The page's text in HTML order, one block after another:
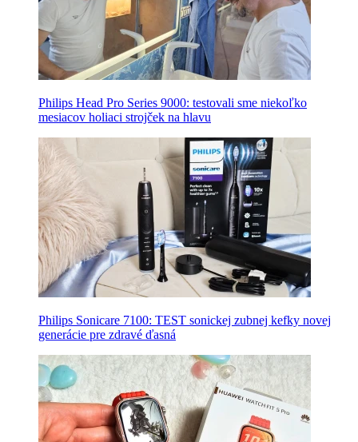
Philips Head Pro Series 9000: testovali sme niekoľko
mesiacov holiaci strojček na hlavu
Philips Sonicare 7100: TEST sonickej zubnej kefky novej
generácie pre zdravé ďasná